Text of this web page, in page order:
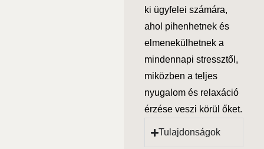
ki ügyfelei számára,
ahol pihenhetnek és
elmenekülhetnek a
mindennapi stressztől,
miközben a teljes
nyugalom és relaxáció
érzése veszi körül őket.
Tulajdonságok